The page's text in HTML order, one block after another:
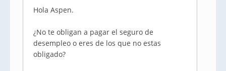
Hola Aspen.
¿No te obligan a pagar el seguro de
desempleo o eres de los que no estas
obligado?